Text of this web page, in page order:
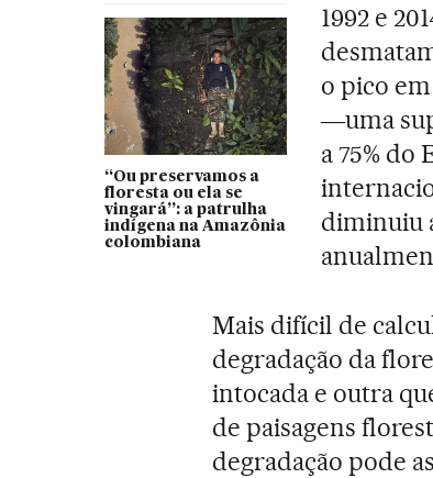
“Ou preservamos a
floresta ou ela se
vingará”: a patrulha
indígena na Amazônia
colombiana
1992 e
o pico
―uma
a 75% do
diminuiu
Mais difícil de
degradação da
intocada e outra
de paisagens
degradação pode